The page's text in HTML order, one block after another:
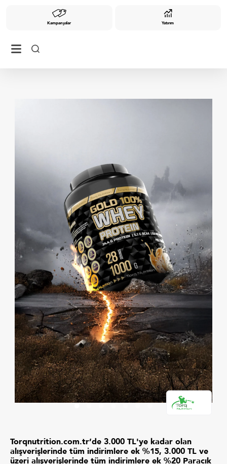
Kampanyalar Yatırım
Torqnutrition.com.tr’de 3.000 TL'ye kadar olan
alışverişlerinde tüm indirimlere ek %15, 3.000 TL ve
üzeri alışverişlerinde tüm indirimlere ek %20 Paracık